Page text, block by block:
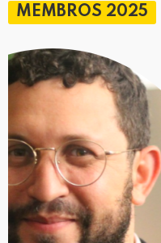
MEMBROS 2025